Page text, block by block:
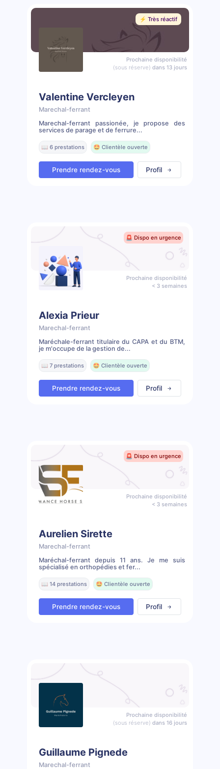
⚡️ Très réactif
Prochaine disponibilité
(sous réserve) dans 13 jours
Valentine Vercleyen
Marechal-ferrant
Marechal-ferrant passionée, je propose des
services de parage et de ferrure...
📖 6 prestations 🤩 Clientèle ouverte
Prendre rendez-vous Profil
🚨 Dispo en urgence
Prochaine disponibilité
< 3 semaines
Alexia Prieur
Marechal-ferrant
Maréchale-ferrant titulaire du CAPA et du BTM,
je m'occupe de la gestion de...
📖 7 prestations 🤩 Clientèle ouverte
Prendre rendez-vous Profil
🚨 Dispo en urgence
Prochaine disponibilité
< 3 semaines
Aurelien Sirette
Marechal-ferrant
Maréchal-ferrant depuis 11 ans. Je me suis
spécialisé en orthopédies et fer...
📖 14 prestations 🤩 Clientèle ouverte
Prendre rendez-vous Profil
Prochaine disponibilité
(sous réserve) dans 16 jours
Guillaume Pignede
Marechal-ferrant